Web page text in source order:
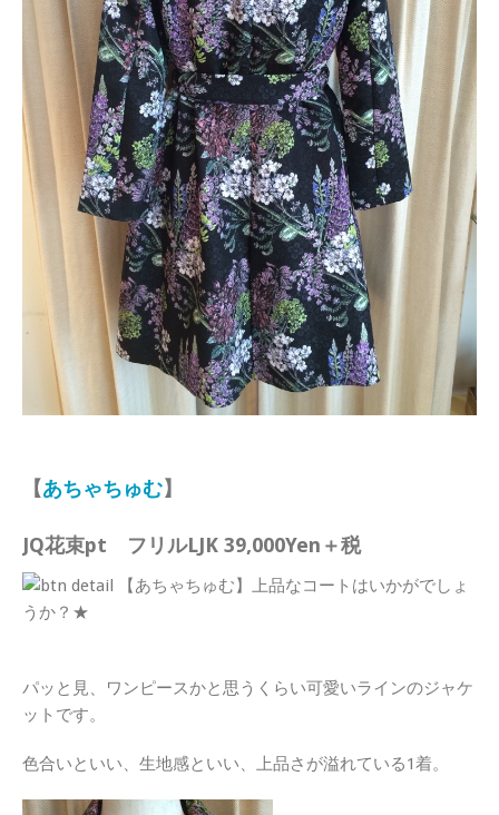
【あちゃちゅむ】
JQ花束pt フリルLJK 39,000Yen＋税
パッと見、ワンピースかと思うくらい可愛いラインのジャケ
ットです。
色合いといい、生地感といい、上品さが溢れている1着。